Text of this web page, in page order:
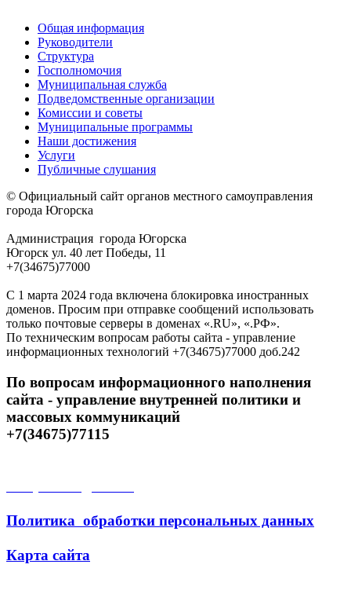
Общая информация
Руководители
Структура
Госполномочия
Муниципальная служба
Подведомственные организации
Комиссии и советы
Муниципальные программы
Наши достижения
Услуги
Публичные слушания
© Официальный сайт органов местного самоуправления
города Югорска
Администрация города Югорска
Югорск ул. 40 лет Победы, 11
+7(34675)77000
С 1 марта 2024 года включена блокировка иностранных
доменов. Просим при отправке сообщений использовать
только почтовые серверы в доменах «.RU», «.РФ».
По техническим вопросам работы сайта - управление
информационных технологий +7(34675)77000 доб.242
По вопросам информационного наполнения
сайта - управление внутренней политики и
массовых коммуникаций
+7(34675)77115
Политика обработки персональных данных
Карта сайта